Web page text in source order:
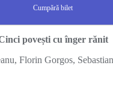
Cumpără bilet
povești cu înger rănit
Florin Gorgos,